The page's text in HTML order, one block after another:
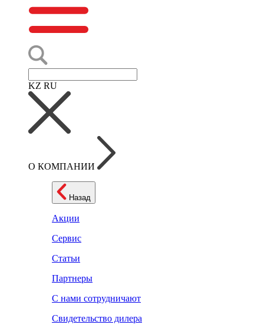
KZ RU
О КОМПАНИИ
Назад
Акции
Сервис
Статьи
Партнеры
С нами сотрудничают
Свидетельство дилера